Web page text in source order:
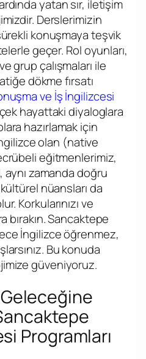
yatan sır, iletişim
Derslerimizin
konuşmaya teşvik
geçer. Rol oyunları,
grup çalışmaları ile
dökme fırsatı
ve İş İngilizcesi
hayattaki diyaloglara
hazırlamak için
olan (native
eğitmenlerimiz,
zamanda doğru
nüansları da
Korkularınızı ve
bırakın. Sancaktepe
İngilizce öğrenmez,
Bu konuda
güveniyoruz.
Programları